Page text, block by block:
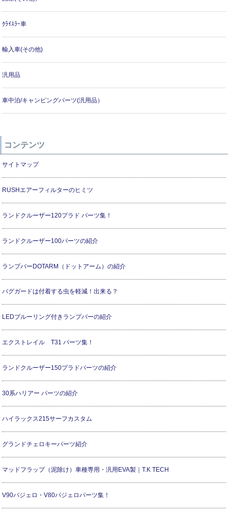
ｸﾗｲｽﾗｰ車
輸入車(その他)
汎用品
車中泊/キャンピングパーツ(汎用品）
コンテンツ
サイトマップ
RUSHエアーフィルターのヒミツ
ランドクルーザー120プラド パーツ集！
ランドクルーザー100パーツの紹介
ランプバーDOTARM（ドットアーム）の紹介
バグガードは付着する虫を軽減！出来る？
LEDブルーリング付きランプバーの紹介
エクストレイル T31 パーツ集！
ランドクルーザー150プラドパーツの紹介
30系ハリアー パーツの紹介
ハイラックス215サーフカスタム
グランドチェロキーパーツ紹介
マッドフラップ（泥除け）車種専用・汎用EVA製｜T.K TECH
V90パジェロ・V80パジェロパーツ集！